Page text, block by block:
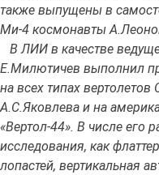
также выпущены в
Ми-4 космонавты
В ЛИИ в качестве
Е.Милютичев выполнил
на всех типах
А.С.Яковлева и на
«Вертол-44». В числе его
исследования, как
лопастей, вертикальная